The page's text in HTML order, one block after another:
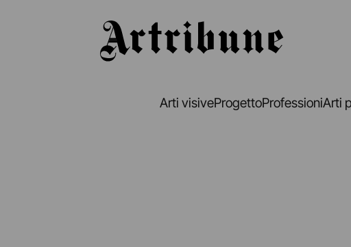
Arti visiveProgettoProfessioniArti